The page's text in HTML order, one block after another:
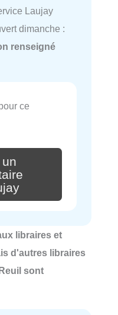
Laujay
dimanche :
renseigné
ce
libraires et
d'autres libraires
sont